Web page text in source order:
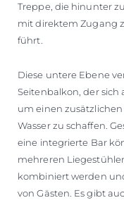
Treppe, die hinunter
mit direktem Zugang
führt.
Diese untere Ebene
Seitenbalkon, der sich
um einen
Wasser zu schaffen.
eine integrierte Bar
mehreren
kombiniert werden
von Gästen. Es gibt